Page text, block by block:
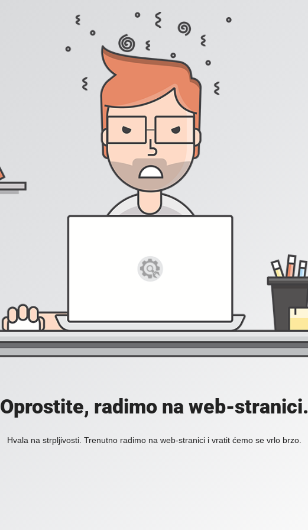
Oprostite, radimo na web-stranici.
Hvala na strpljivosti. Trenutno radimo na web-stranici i vratit ćemo se vrlo brzo.